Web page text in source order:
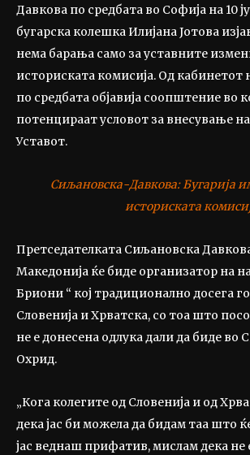
Давкова по средбата во Софија на 10
бугарска колешка Илијана Јотова
нема барања само за уставните
историската комисија. Од кабинетот
по средбата објавија соопштение во
потенцираат условот за внесување
Уставот.
Сиљановска-Давкова: Бугарија
историската
Претседателката Сиљановска
Македонија ќе биде организатор на
Бриони “ кој традиционално досега
Словенија и Хрватска, со тоа што
не е донесена одлука дали да биде во
Охрид.
„Кога колегите од Словенија и од
дека јас би можела да бидам таа што
јас веднаш прифатив, мислам дека не